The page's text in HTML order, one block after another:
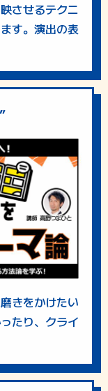
させるテクニ
す。演出の表
きをかけたい
たり、クライ